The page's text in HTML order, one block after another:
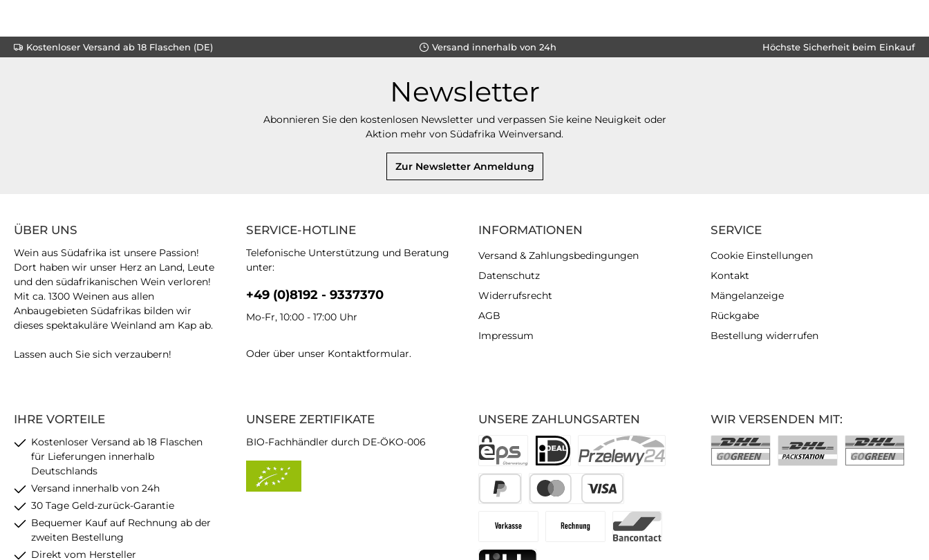
Kostenloser Versand ab 18 Flaschen (DE) Versand innerhalb von 24h Höchste Sicherheit beim Einkauf
Newsletter
Abonnieren Sie den kostenlosen Newsletter und verpassen Sie keine Neuigkeit oder
Aktion mehr von Südafrika Weinversand.
Zur Newsletter Anmeldung
SERVICE-HOTLINE
Telefonische Unterstützung und Beratung
unter:
+49 (0)8192 - 9337370
Mo-Fr, 10:00 - 17:00 Uhr
Oder über unser Kontaktformular.
IHRE VORTEILE
Kostenloser Versand ab 18 Flaschen
für Lieferungen innerhalb
Deutschlands
Versand innerhalb von 24h
30 Tage Geld-zurück-Garantie
Bequemer Kauf auf Rechnung ab der
zweiten Bestellung
Direkt vom Hersteller
UNSERE ZAHLUNGSARTEN
ÜBER UNS
Wein aus Südafrika ist unsere Passion!
Dort haben wir unser Herz an Land, Leute
und den südafrikanischen Wein verloren!
Mit ca. 1300 Weinen aus allen
Anbaugebieten Südafrikas bilden wir
dieses spektakuläre Weinland am Kap ab.
Lassen auch Sie sich verzaubern!
UNSERE ZERTIFIKATE
BIO-Fachhändler durch DE-ÖKO-006
INFORMATIONEN
Versand & Zahlungsbedingungen
Datenschutz
Widerrufsrecht
AGB
Impressum
SERVICE
Cookie Einstellungen
Kontakt
Mängelanzeige
Rückgabe
Bestellung widerrufen
WIR VERSENDEN MIT: